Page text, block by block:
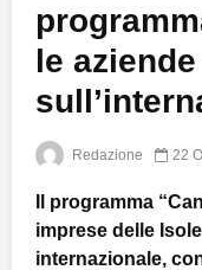
le
Redazione 22
Il programma
imprese delle
internazionale,